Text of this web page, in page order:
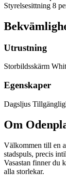
Styrelsesittning 8
Utrustning
Storbildsskärm
Egenskaper
Dagsljus
Om
Välkommen till en
stadspuls, precis
Vasastan finner du
alla storlekar.